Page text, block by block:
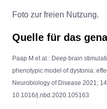
Foto zur freien Nutzung.
Quelle für das
Paap M et al.: Deep brain
phenotypic model of dystonia:
Neurobiology of Disease 2021;
10.1016/j.nbd.2020.105163